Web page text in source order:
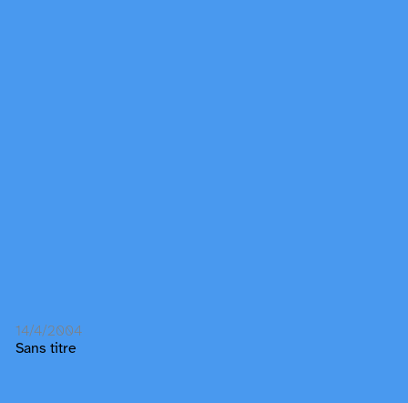
14/4/2004
Sans titre